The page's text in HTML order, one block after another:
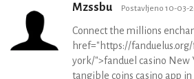
Mzssbu Postavljeno 10-03-
Connect the millions
href="https://
york/">fanduel casino New
tangible coins casino app in